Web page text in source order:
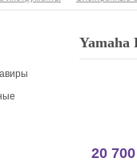
Yamaha
20